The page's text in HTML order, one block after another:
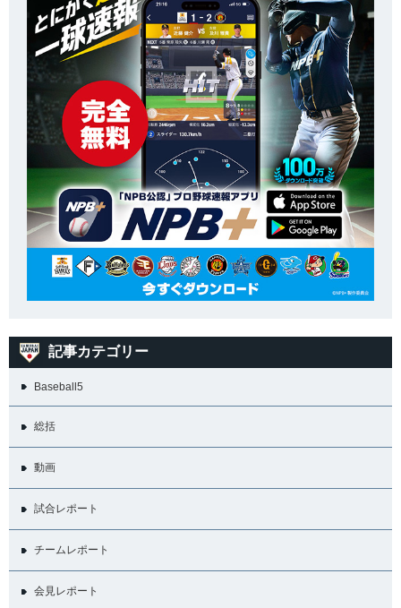
記事カテゴリー
Baseball5
総括
動画
試合レポート
チームレポート
会見レポート